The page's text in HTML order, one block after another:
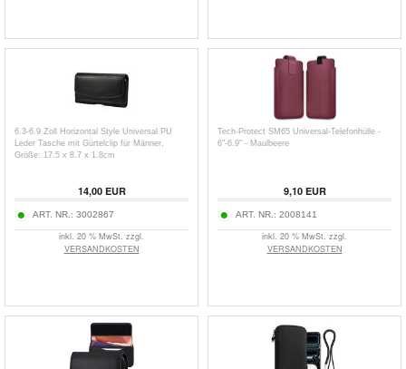
6.3-6.9 Zoll Horizontal Style Universal PU
Leder Tasche mit Gürtelclip für Männer,
Größe: 17.5 x 8.7 x 1.8cm
14,00EUR
ART. NR.: 3002867
inkl. 20 % MwSt. zzgl.
VERSANDKOSTEN
Tech-Protect SM65 Universal-Telefonhülle -
6"-6.9" - Maulbeere
9,10EUR
ART. NR.: 2008141
inkl. 20 % MwSt. zzgl.
VERSANDKOSTEN